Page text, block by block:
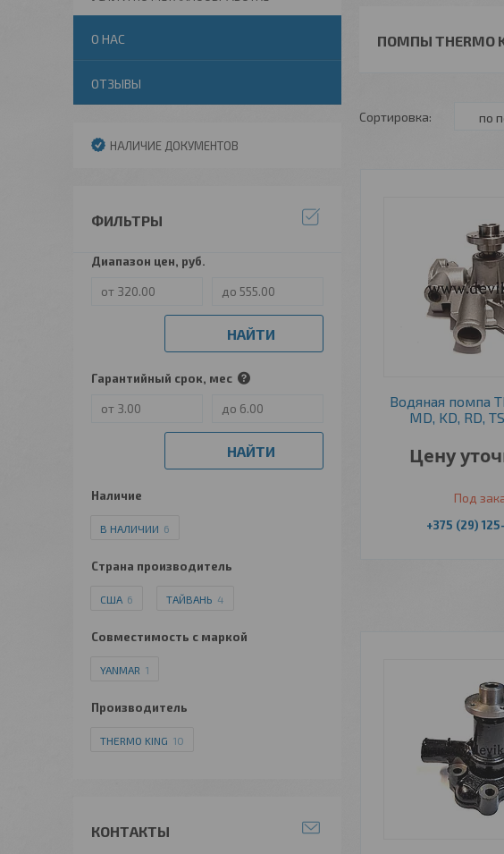
ПОМПЫ THERMO
Водяная помпа
MD, KD, RD,
Цену
Под
+375 (29)
О НАС
ОТЗЫВЫ
НАЛИЧИЕ ДОКУМЕНТОВ
ФИЛЬТРЫ
Диапазон цен, руб.
НАЙТИ
Гарантийный срок, мес
НАЙТИ
Наличие
В НАЛИЧИИ 6
Страна производитель
США 6 ТАЙВАНЬ 4
Совместимость с маркой
YANMAR 1
Производитель
THERMO KING 10
КОНТАКТЫ